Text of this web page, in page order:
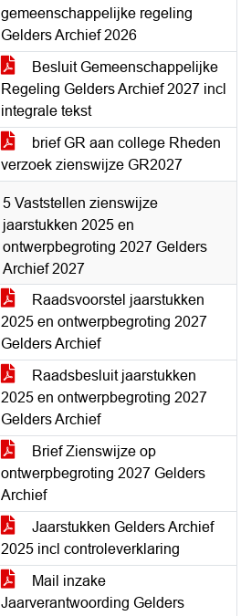
gemeenschappelijke regeling
Gelders Archief 2026
Besluit Gemeenschappelijke
Regeling Gelders Archief 2027 incl
integrale tekst
brief GR aan college Rheden
verzoek zienswijze GR2027
5 Vaststellen zienswijze
jaarstukken 2025 en
ontwerpbegroting 2027 Gelders
Archief 2027
Raadsvoorstel jaarstukken
2025 en ontwerpbegroting 2027
Gelders Archief
Raadsbesluit jaarstukken
2025 en ontwerpbegroting 2027
Gelders Archief
Brief Zienswijze op
ontwerpbegroting 2027 Gelders
Archief
Jaarstukken Gelders Archief
2025 incl controleverklaring
Mail inzake
Jaarverantwoording Gelders